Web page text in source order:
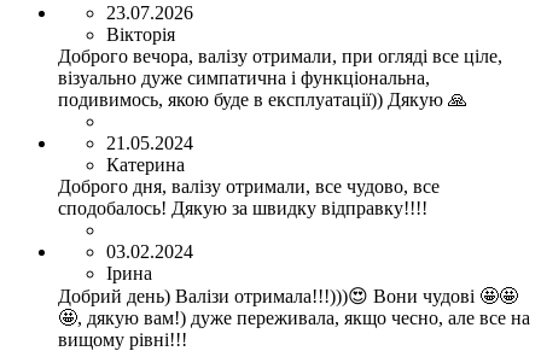
23.07.2026
Вікторія
Доброго вечора, валізу отримали, при огляді все ціле,
візуально дуже симпатична і функціональна,
подивимось, якою буде в експлуатації)) Дякую 🙏
21.05.2024
Катерина
Доброго дня, валізу отримали, все чудово, все
сподобалось! Дякую за швидку відправку!!!!
03.02.2024
Ірина
Добрий день) Валізи отримала!!!)))😍 Вони чудові 🤩🤩
🤩, дякую вам!) дуже переживала, якщо чесно, але все на
вищому рівні!!!